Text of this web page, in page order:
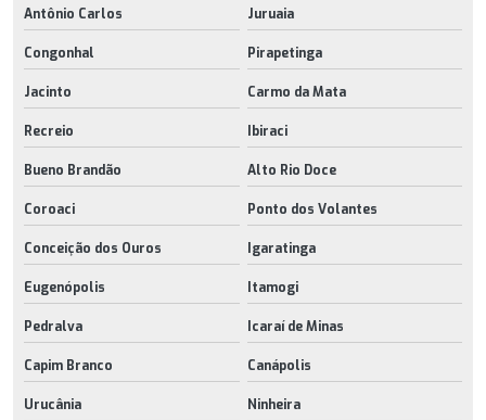
Antônio Carlos Juruaia
Congonhal Pirapetinga
Jacinto Carmo da Mata
Recreio Ibiraci
Bueno Brandão Alto Rio Doce
Coroaci Ponto dos Volantes
Conceição dos Ouros Igaratinga
Eugenópolis Itamogi
Pedralva Icaraí de Minas
Capim Branco Canápolis
Urucânia Ninheira